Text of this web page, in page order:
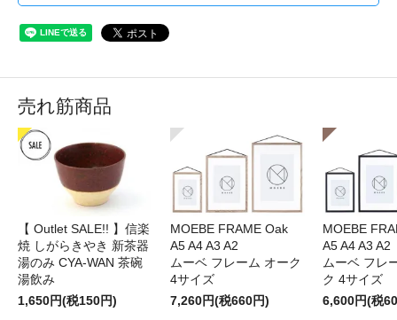
売れ筋商品
【 Outlet SALE!! 】信楽
焼 しがらきやき 新茶器
湯のみ CYA-WAN 茶碗
湯飲み
1,650円(税150円)
MOEBE FRAME Oak
A5 A4 A3 A2
ムーベ フレーム オーク
4サイズ
7,260円(税660円)
MOEBE
A5 A4 A3 A2
ムーベ フレ
ク 4サイズ
6,600円(税